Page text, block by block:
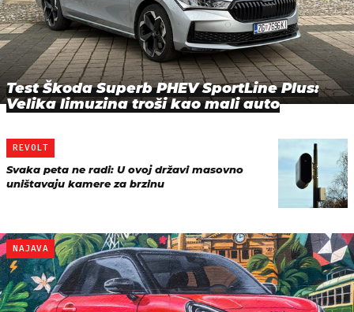
Test Škoda Superb PHEV SportLine Plus:
Velika limuzina troši kao mali auto
REVOLT
Svaka peta ne radi: U ovoj državi masovno
uništavaju kamere za brzinu
NAJAVA